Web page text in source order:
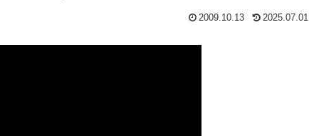
2009.10.13 2025.07.01